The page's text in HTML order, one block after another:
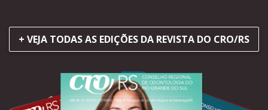
+ VEJA TODAS AS EDIÇÕES DA REVISTA DO CRO/RS